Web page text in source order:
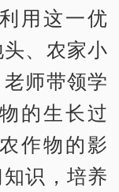
用这一优
、农家小
师带领学
的生长过
作物的影
识，培养